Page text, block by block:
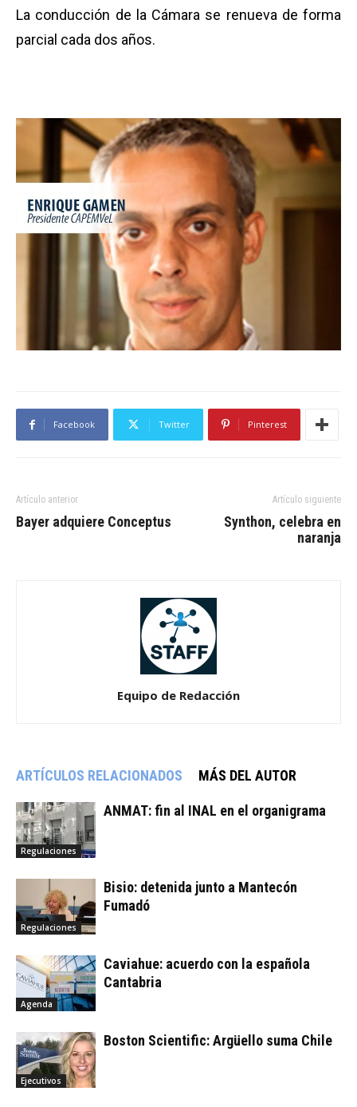
La conducción de la Cámara se renueva de forma
parcial cada dos años.
Facebook Twitter Pinterest
Artículo anterior
Bayer adquiere Conceptus
Artículo siguiente
Synthon, celebra en
naranja
Equipo de Redacción
ARTÍCULOS RELACIONADOS MÁS DEL AUTOR
Regulaciones
ANMAT: fin al INAL en el organigrama
Regulaciones
Bisio: detenida junto a Mantecón
Fumadó
Agenda
Caviahue: acuerdo con la española
Cantabria
Ejecutivos
Boston Scientific: Argüello suma Chile